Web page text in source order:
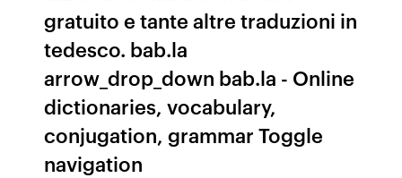
gratuito e tante altre traduzioni in
tedesco. bab.la
arrow_drop_down bab.la - Online
dictionaries, vocabulary,
conjugation, grammar Toggle
navigation